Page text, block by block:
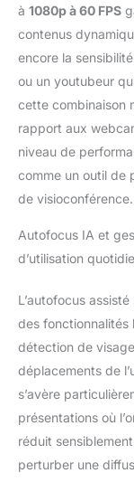
à 1080p à 60 FPS
contenus
encore la
ou un youtubeur
cette combinaison
rapport aux
niveau de
comme un outil de
de visioconférence.
Autofocus IA et
d’utilisation
L’autofocus
des fonctionnalités
détection de
déplacements de
s’avère
présentations où
réduit
perturber une